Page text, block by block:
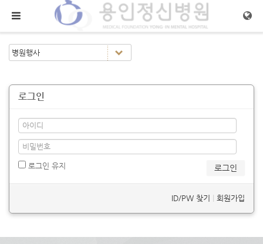
로그인
로그인 유지
ID/PW 찾기 회원가입